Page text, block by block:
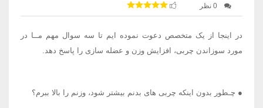
0 نظر
در اینجا از یک متخصص دعوت نموده ایم تا سه سوال مهم مــا در
مورد سوزاندن چربی، افزایش وزن و عضله سازی را پاسخ دهد.
● چـطور بدون اینکه چربی های بدنم بیشتر شود، وزنم را بالا ببرم؟